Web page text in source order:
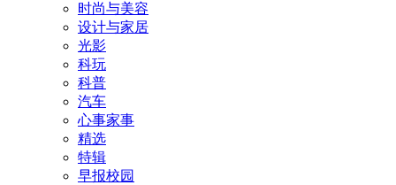
时尚与美容
设计与家居
光影
科玩
科普
汽车
心事家事
精选
特辑
早报校园